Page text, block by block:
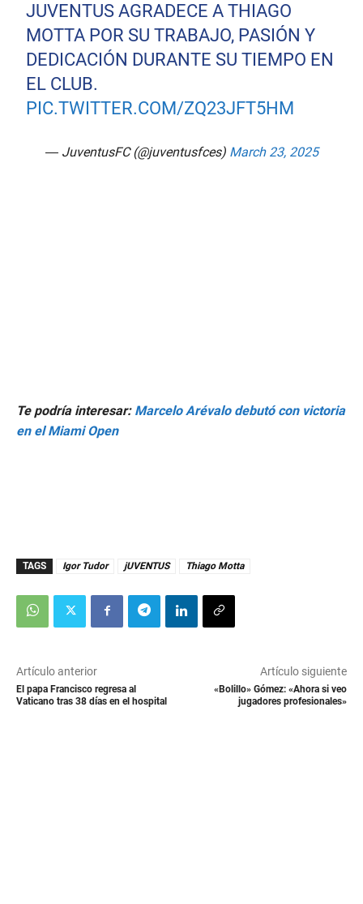
JUVENTUS AGRADECE A THIAGO
MOTTA POR SU TRABAJO, PASIÓN Y
DEDICACIÓN DURANTE SU TIEMPO EN
EL CLUB.
PIC.TWITTER.COM/ZQ23JFT5HM
— JuventusFC (@juventusfces) March 23, 2025
Te podría interesar: Marcelo Arévalo debutó con victoria
en el Miami Open
TAGS Igor Tudor jUVENTUS Thiago Motta
Artículo anterior
El papa Francisco regresa al
Vaticano tras 38 días en el hospital
Artículo siguiente
«Bolillo» Gómez: «Ahora si veo
jugadores profesionales»